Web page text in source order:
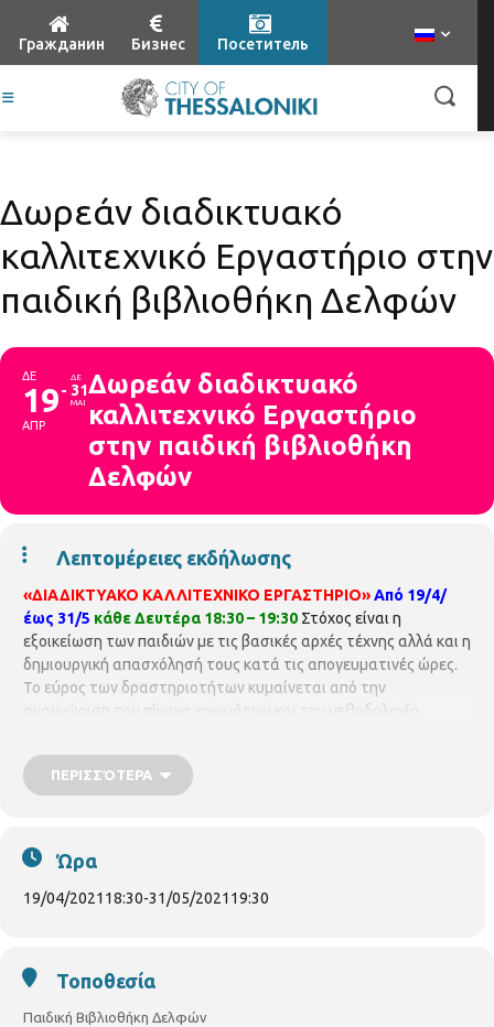
Гражданин Бизнес Посетитель
Δωρεάν διαδικτυακό
καλλιτεχνικό Εργαστήριο στην
παιδική βιβλιοθήκη Δελφών
ΔΕ
19
ΑΠΡ
ΔΕ
31
ΜΑΙ
Δωρεάν διαδικτυακό
καλλιτεχνικό Εργαστήριο
στην παιδική βιβλιοθήκη
Δελφών
Λεπτομέρειες εκδήλωσης
«ΔΙΑΔΙΚΤΥΑΚΟ ΚΑΛΛΙΤΕΧΝΙΚΟ ΕΡΓΑΣΤΗΡΙΟ»Από 19/4/
έως 31/5 κάθε Δευτέρα 18:30 – 19:30 Στόχος είναι η
εξοικείωση των παιδιών με τις βασικές αρχές τέχνης αλλά και η
δημιουργική απασχόλησή τους κατά τις απογευματινές ώρες.
Το εύρος των δραστηριοτήτων κυμαίνεται από την
αναγνώριση του πίνακα χρωμάτων και την μεθοδολογία
νατουραλιστικής ή αφηρημένης τεχνοτροπίας.
Παράλληλα,υπάρχει πρόβλεψη για κατασκευές από χαρτόνι ή
ηλεκτρονικής πλατφόρμας Zoom από την τελειόφοιτη
φοιτήτρια βιβλιοθηκονομίας κα
Απευθύνεται σε παιδιά ηλικίας 5 – 8 χρονών
Δελφών
https://www.facebook.com/p.bibldelfwn
ΠΕΡΙΣΣΌΤΕΡΑ
Ώρα
19/04/2021 18:30-31/05/2021 19:30
Τοποθεσία
Παιδική Βιβλιοθήκη Δελφών